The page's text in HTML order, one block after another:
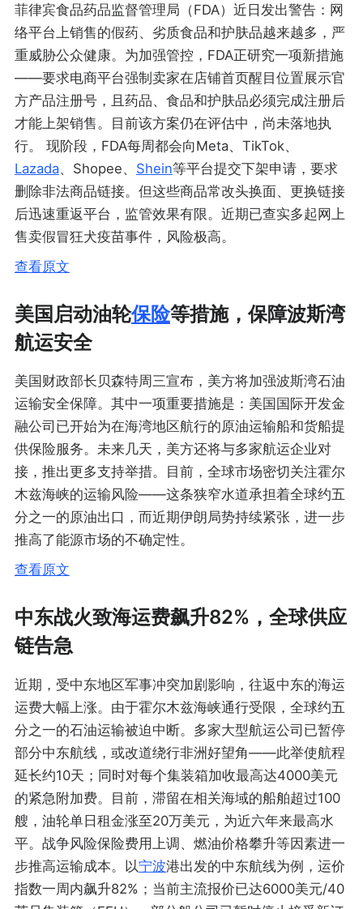
菲律宾食品药品监督管理局（FDA）近日发出警告：网
络平台上销售的假药、劣质食品和护肤品越来越多，严
重威胁公众健康。为加强管控，FDA正研究一项新措施
——要求电商平台强制卖家在店铺首页醒目位置展示官
方产品注册号，且药品、食品和护肤品必须完成注册后
才能上架销售。目前该方案仍在评估中，尚未落地执
行。 现阶段，FDA每周都会向Meta、TikTok、
Lazada、Shopee、 Shein等平台提交下架申请，要求
删除非法商品链接。但这些商品常改头换面、更换链接
后迅速重返平台，监管效果有限。近期已查实多起网上
售卖假冒狂犬疫苗事件，风险极高。
查看原文
美国启动油轮保险等措施，保障波斯湾
航运安全
美国财政部长贝森特周三宣布，美方将加强波斯湾石油
运输安全保障。其中一项重要措施是：美国国际开发金
融公司已开始为在海湾地区航行的原油运输船和货船提
供保险服务。未来几天，美方还将与多家航运企业对
接，推出更多支持举措。目前，全球市场密切关注霍尔
木兹海峡的运输风险——这条狭窄水道承担着全球约五
分之一的原油出口，而近期伊朗局势持续紧张，进一步
推高了能源市场的不确定性。
查看原文
中东战火致海运费飙升82%，全球供应
链告急
近期，受中东地区军事冲突加剧影响，往返中东的海运
运费大幅上涨。由于霍尔木兹海峡通行受限，全球约五
分之一的石油运输被迫中断。多家大型航运公司已暂停
部分中东航线，或改道绕行非洲好望角——此举使航程
延长约10天；同时对每个集装箱加收最高达4000美元
的紧急附加费。目前，滞留在相关海域的船舶超过100
艘，油轮单日租金涨至20万美元，为近六年来最高水
平。战争风险保险费用上调、燃油价格攀升等因素进一
步推高运输成本。以宁波港出发的中东航线为例，运价
指数一周内飙升82%；当前主流报价已达6000美元/40